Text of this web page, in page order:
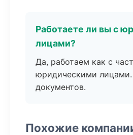
Работаете ли вы с
лицами?
Да, работаем как с
юридическими
документов.
Похожие